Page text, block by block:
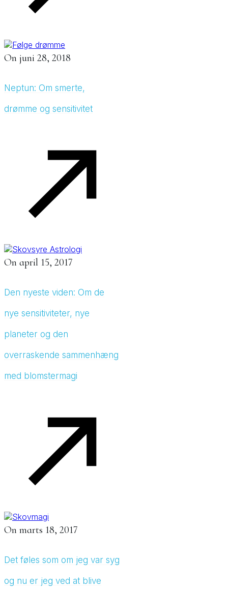
On juni 28, 2018
Neptun: Om smerte,
drømme og sensitivitet
On april 15, 2017
Den nyeste viden: Om de
nye sensitiviteter, nye
planeter og den
overraskende sammenhæng
med blomstermagi
On marts 18, 2017
Det føles som om jeg var syg
og nu er jeg ved at blive